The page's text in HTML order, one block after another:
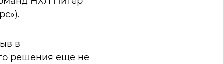
в
решения еще не